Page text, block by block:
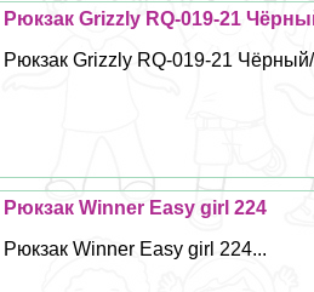
Рюкзак Grizzly RQ-019-21
Рюкзак Grizzly RQ-019-21
Рюкзак Winner Easy girl 224
Рюкзак Winner Easy girl 224...